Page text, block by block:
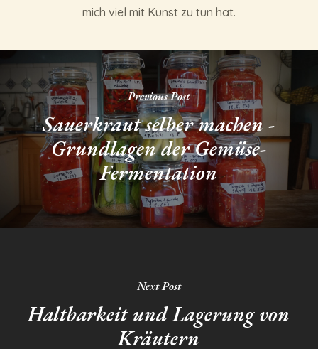
mich viel mit Kunst zu tun hat.
Previous Post
Sauerkraut selber machen -
Grundlagen der Gemüse-
Fermentation
Next Post
Haltbarkeit und Lagerung von
Kräutern